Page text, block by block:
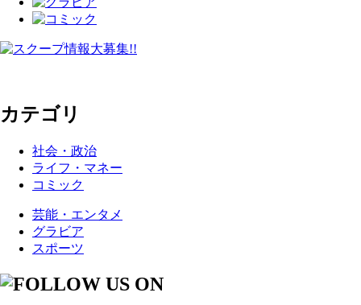
カテゴリ
社会・政治
ライフ・マネー
コミック
芸能・エンタメ
グラビア
スポーツ